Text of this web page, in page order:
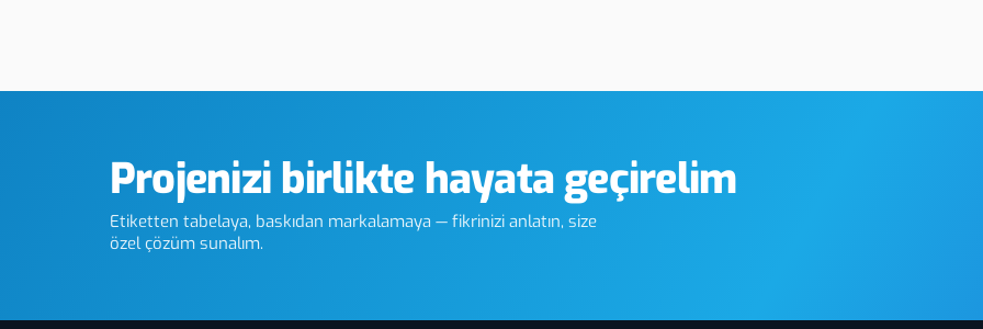
Projenizi birlikte hayata geçirelim
Etiketten tabelaya, baskıdan markalamaya — fikrinizi anlatın, size
özel çözüm sunalım.